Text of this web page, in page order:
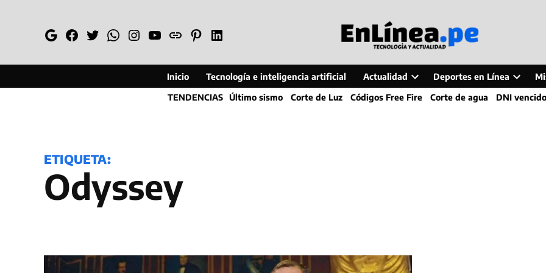
GoogleFacebook
TwitterWhatsapp
Instagram
YouTube
WebPinterestLinkedin
Inicio Tecnología e inteligencia artificial Actualidad
Open
dropdown
Deportes en Línea
Open
dropdown
TENDENCIAS Último sismo Corte de Luz Códigos Free Fire Corte de agua DNI vencido
ETIQUETA:
Odyssey